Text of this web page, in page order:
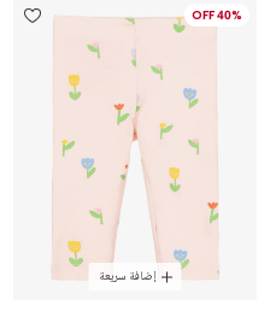
40% OFF
إضافة سريعة